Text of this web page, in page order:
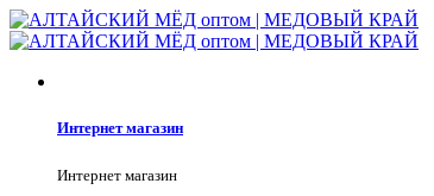
Интернет магазин
Интернет магазин